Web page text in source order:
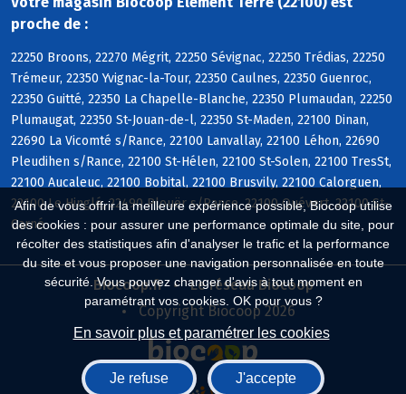
Afin de vous offrir la meilleure expérience possible, Biocoop utilise
des cookies : pour assurer une performance optimale du site, pour
récolter des statistiques afin d'analyser le trafic et la performance
du site et vous proposer une navigation personnalisée en toute
sécurité. Vous pouvez changer d'avis à tout moment en
paramétrant vos cookies. OK pour vous ?
En savoir plus et paramétrer les cookies
Je refuse J'accepte
proche de :
22250 Broons, 22270 Mégrit, 22250 Sévignac, 22250 Trédias, 22250
Trémeur, 22350 Yvignac-la-Tour, 22350 Caulnes, 22350 Guenroc,
22350 Guitté, 22350 La Chapelle-Blanche, 22350 Plumaudan, 22250
Plumaugat, 22350 St-Jouan-de-l, 22350 St-Maden, 22100 Dinan,
22690 La Vicomté s/Rance, 22100 Lanvallay, 22100 Léhon, 22690
Pleudihen s/Rance, 22100 St-Hélen, 22100 St-Solen, 22100 TresSt,
22100 Aucaleuc, 22100 Bobital, 22100 Brusvily, 22100 Calorguen,
22100 Le Hinglé, 22490 Plouër s/Rance, 22100 Quévert, 22100 St-
Carné
Biocoop.fr
Le réseau Biocoop
Copyright Biocoop 2026